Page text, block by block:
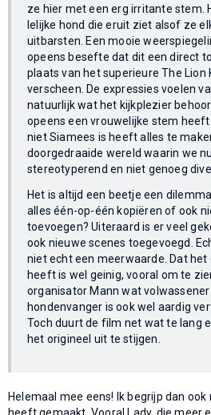
ze hier met een erg irritante stem.
lelijke hond die eruit ziet alsof ze
uitbarsten. Een mooie
opeens besefte dat dit een direct
plaats van het superieure The Lion
verscheen. De expressies voelen
natuurlijk wat het kijkplezier
opeens een vrouwelijke stem
niet Siamees is heeft alles te
doorgedraaide wereld waarin we
stereotyperend en niet genoeg
Het is altijd een beetje een
alles één-op-één kopiëren of ook
toevoegen? Uiteraard is er veel
ook nieuwe scenes toegevoegd.
niet echt een meerwaarde. Dat
heeft is wel geinig, vooral om te
organisator Mann wat volwassener
hondenvanger is ook wel aardig
Toch duurt de film net wat te lang
het origineel uit te stijgen.
Helemaal mee eens! Ik begrijp dan
heeft gemaakt. Vooral Lady, die meer